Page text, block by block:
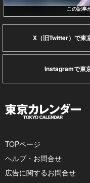
この記事
X（旧Twitter）で東
Instagramで東
TOPページ
ヘルプ・お問合せ
広告に関するお問合せ